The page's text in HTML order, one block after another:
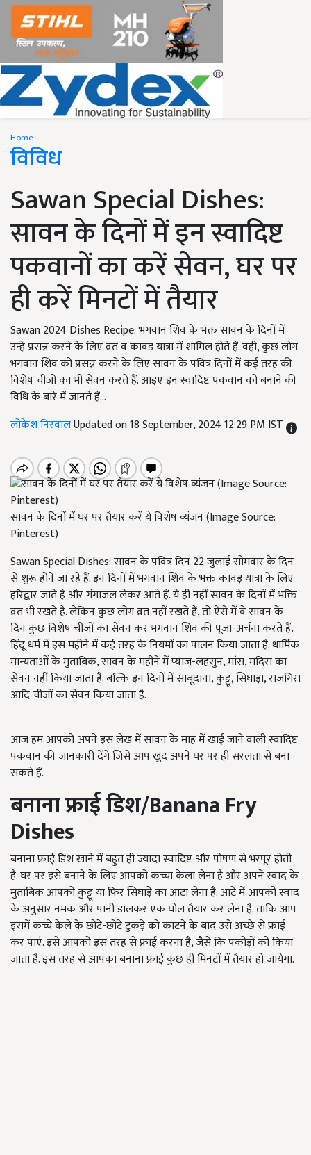
Home
विविध
Sawan Special Dishes:
सावन के दिनों में इन स्वादिष्ट
पकवानों का करें सेवन, घर पर
ही करें मिनटों में तैयार
Sawan 2024 Dishes Recipe: भगवान शिव के भक्त सावन के दिनों में
उन्हें प्रसन्न करने के लिए व्रत व कावड़ यात्रा में शामिल होते हैं. वही, कुछ लोग
भगवान शिव को प्रसन्न करने के लिए सावन के पवित्र दिनों में कई तरह की
विशेष चीजों का भी सेवन करते हैं. आइए इन स्वादिष्ट पकवान को बनाने की
विधि के बारे में जानते हैं...
लोकेश निरवालUpdated on 18 September, 2024 12:29 PM IST
सावन के दिनों में घर पर तैयार करें ये विशेष व्यंजन (Image Source:
Pinterest)
Sawan Special Dishes: सावन के पवित्र दिन 22 जुलाई सोमवार के दिन
से शुरू होने जा रहे हैं. इन दिनों में भगवान शिव के भक्त कावड़ यात्रा के लिए
हरिद्वार जाते हैं और गंगाजल लेकर आते हैं. ये ही नहीं सावन के दिनों में भक्ति
व्रत भी रखते हैं. लेकिन कुछ लोग व्रत नहीं रखते हैं, तो ऐसे में वे सावन के
दिन कुछ विशेष चीजों का सेवन कर भगवान शिव की पूजा-अर्चना करते हैं.
हिंदू धर्म में इस महीने में कई तरह के नियमों का पालन किया जाता है. धार्मिक
मान्यताओं के मुताबिक, सावन के महीने में प्याज-लहसुन, मांस, मदिरा का
सेवन नहीं किया जाता है. बल्कि इन दिनों में साबूदाना, कुट्टू, सिंघाड़ा, राजगिरा
आदि चीजों का सेवन किया जाता है.
आज हम आपको अपने इस लेख में सावन के माह में खाई जाने वाली स्वादिष्ट
पकवान की जानकारी देंगे जिसे आप खुद अपने घर पर ही सरलता से बना
सकते हैं.
बनाना फ्राई डिश/Banana Fry
Dishes
बनाना फ्राई डिश खाने में बहुत ही ज्यादा स्वादिष्ट और पोषण से भरपूर होती
है. घर पर इसे बनाने के लिए आपको कच्चा केला लेना है और अपने स्वाद के
मुताबिक आपको कुट्टू या फिर सिंघाड़े का आटा लेना है. आटे में आपको स्वाद
के अनुसार नमक और पानी डालकर एक घोल तैयार कर लेना है. ताकि आप
इसमें कच्चे केले के छोटे-छोटे टुकड़े को काटने के बाद उसे अच्छे से फ्राई
कर पाएं. इसे आपको इस तरह से फ्राई करना है, जैसे कि पकोड़ों को किया
जाता है. इस तरह से आपका बनाना फ्राई कुछ ही मिनटों में तैयार हो जायेगा.